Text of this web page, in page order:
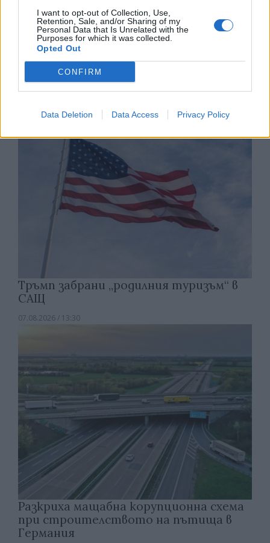
I want to opt-out of Collection, Use,
Retention, Sale, and/or Sharing of my
Personal Data that Is Unrelated with the
Purposes for which it was collected.
Opted Out
CONFIRM
Data Deletion Data Access Privacy Policy
Хирошима призова за мир и
недопускане на нова ядрена трагедия
Тръмп забрани „родилния туризъм“ в
САЩ
07.08.2026 / 13:30
Разкриха мащабна корупционна схема
при строителството на пътища в
Германия